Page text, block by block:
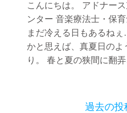
こんにちは。 アドナー
ンター 音楽療法士・保
まだ冷える日もあるね
かと思えば、真夏日のよ
り。 春と夏の狭間に翻
過去の投